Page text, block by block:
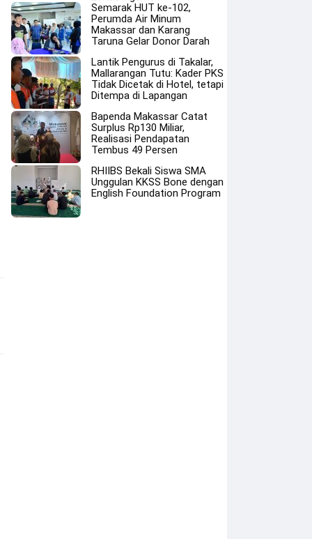
Semarak HUT ke-102,
Perumda Air Minum
Makassar dan Karang
Taruna Gelar Donor Darah
Lantik Pengurus di Takalar,
Mallarangan Tutu: Kader PKS
Tidak Dicetak di Hotel, tetapi
Ditempa di Lapangan
Bapenda Makassar Catat
Surplus Rp130 Miliar,
Realisasi Pendapatan
Tembus 49 Persen
RHIIBS Bekali Siswa SMA
Unggulan KKSS Bone dengan
English Foundation Program